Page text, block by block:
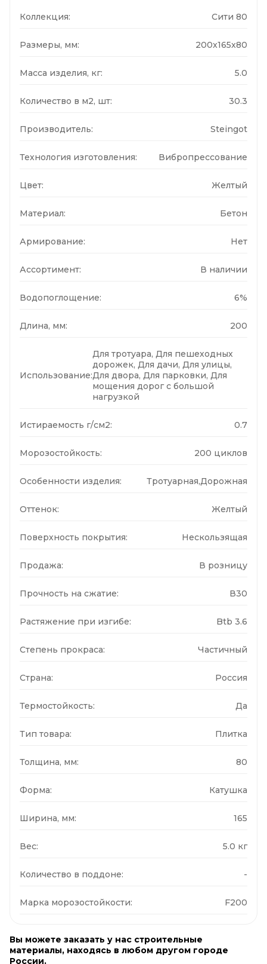
Коллекция: Сити 80
Размеры, мм: 200x165x80
Масса изделия, кг: 5.0
Количество в м2, шт: 30.3
Производитель: Steingot
Технология изготовления: Вибропрессование
Цвет: Желтый
Материал: Бетон
Армирование: Нет
Ассортимент: В наличии
Водопоглощение: 6%
Длина, мм: 200
Использование:
Для тротуара, Для пешеходных
дорожек, Для дачи, Для улицы,
Для двора, Для парковки, Для
мощения дорог с большой
нагрузкой
Истираемость г/см2: 0.7
Морозостойкость: 200 циклов
Особенности изделия: Тротуарная,Дорожная
Оттенок: Желтый
Поверхность покрытия: Нескользящая
Продажа: В розницу
Прочность на сжатие: В30
Растяжение при изгибе: Btb 3.6
Степень прокраса: Частичный
Страна: Россия
Термостойкость: Да
Тип товара: Плитка
Толщина, мм: 80
Форма: Катушка
Ширина, мм: 165
Вес: 5.0 кг
Количество в поддоне: -
Марка морозостойкости: F200
Вы можете заказать у нас строительные
материалы, находясь в любом другом городе
России.